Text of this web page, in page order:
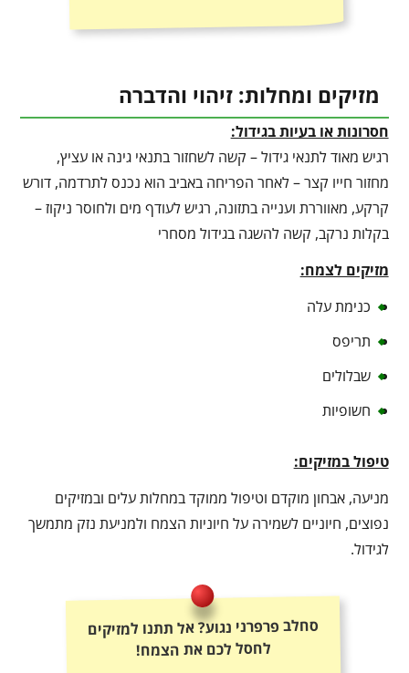
מזיקים ומחלות: זיהוי והדברה
חסרונות או בעיות בגידול:
רגיש מאוד לתנאי גידול – קשה לשחזור בתנאי גינה או עציץ,
מחזור חייו קצר – לאחר הפריחה באביב הוא נכנס לתרדמה, דורש
קרקע, מאווררת וענייה בתזונה, רגיש לעודף מים ולחוסר ניקוז –
בקלות נרקב, קשה להשגה בגידול מסחרי
מזיקים לצמח:
כנימת עלה
תריפס
שבלולים
חשופיות
טיפול במזיקים:
מניעה, אבחון מוקדם וטיפול ממוקד במחלות עלים ובמזיקים
נפוצים, חיוניים לשמירה על חיוניות הצמח ולמניעת נזק מתמשך
לגידול.
סחלב פרפרני נגוע? אל תתנו למזיקים
לחסל לכם את הצמח!